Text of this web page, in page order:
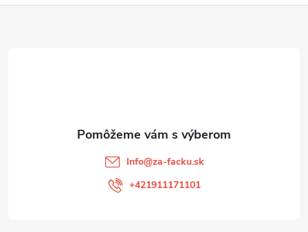
Info@za-facku.sk
+421911171101